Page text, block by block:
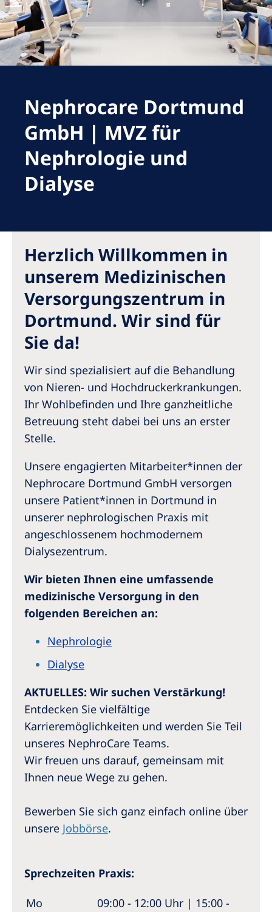
Romania
Russia
Serbia
Slovenia
Spain
Sweden
Switzerland
United Kingdom
Asia Pacific
Asia Pacific
Australia
Philippines
North America
NephroCare International
Global Website
Nephrocare Dortmund
GmbH | MVZ für
Nephrologie und
Dialyse
Herzlich Willkommen in
unserem Medizinischen
Versorgungszentrum in
Dortmund. Wir sind für
Sie da!
Wir sind spezialisiert auf die Behandlung
von Nieren- und Hochdruckerkrankungen.
Ihr Wohlbefinden und Ihre ganzheitliche
Betreuung steht dabei bei uns an erster
Stelle.
Unsere engagierten Mitarbeiter*innen der
Nephrocare Dortmund GmbH versorgen
unsere Patient*innen in Dortmund in
unserer nephrologischen Praxis mit
angeschlossenem hochmodernem
Dialysezentrum.
Wir bieten Ihnen eine umfassende
medizinische Versorgung in den
folgenden Bereichen an:
Nephrologie
Dialyse
AKTUELLES: Wir suchen Verstärkung!
Entdecken Sie vielfältige
Karrieremöglichkeiten und werden Sie Teil
unseres NephroCare Teams.
Wir freuen uns darauf, gemeinsam mit
Ihnen neue Wege zu gehen.
Bewerben Sie sich ganz einfach online über
unsere Jobbörse.
Sprechzeiten Praxis:
Mo
09:00 - 12:00 Uhr | 15:00 -